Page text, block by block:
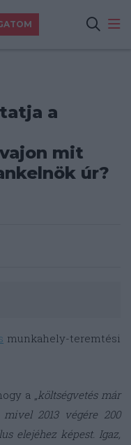
a
mit
úr?
munkahely-teremtési
a „ költségvetés már
2013 végére 200
elejéhez képest. Igaz,